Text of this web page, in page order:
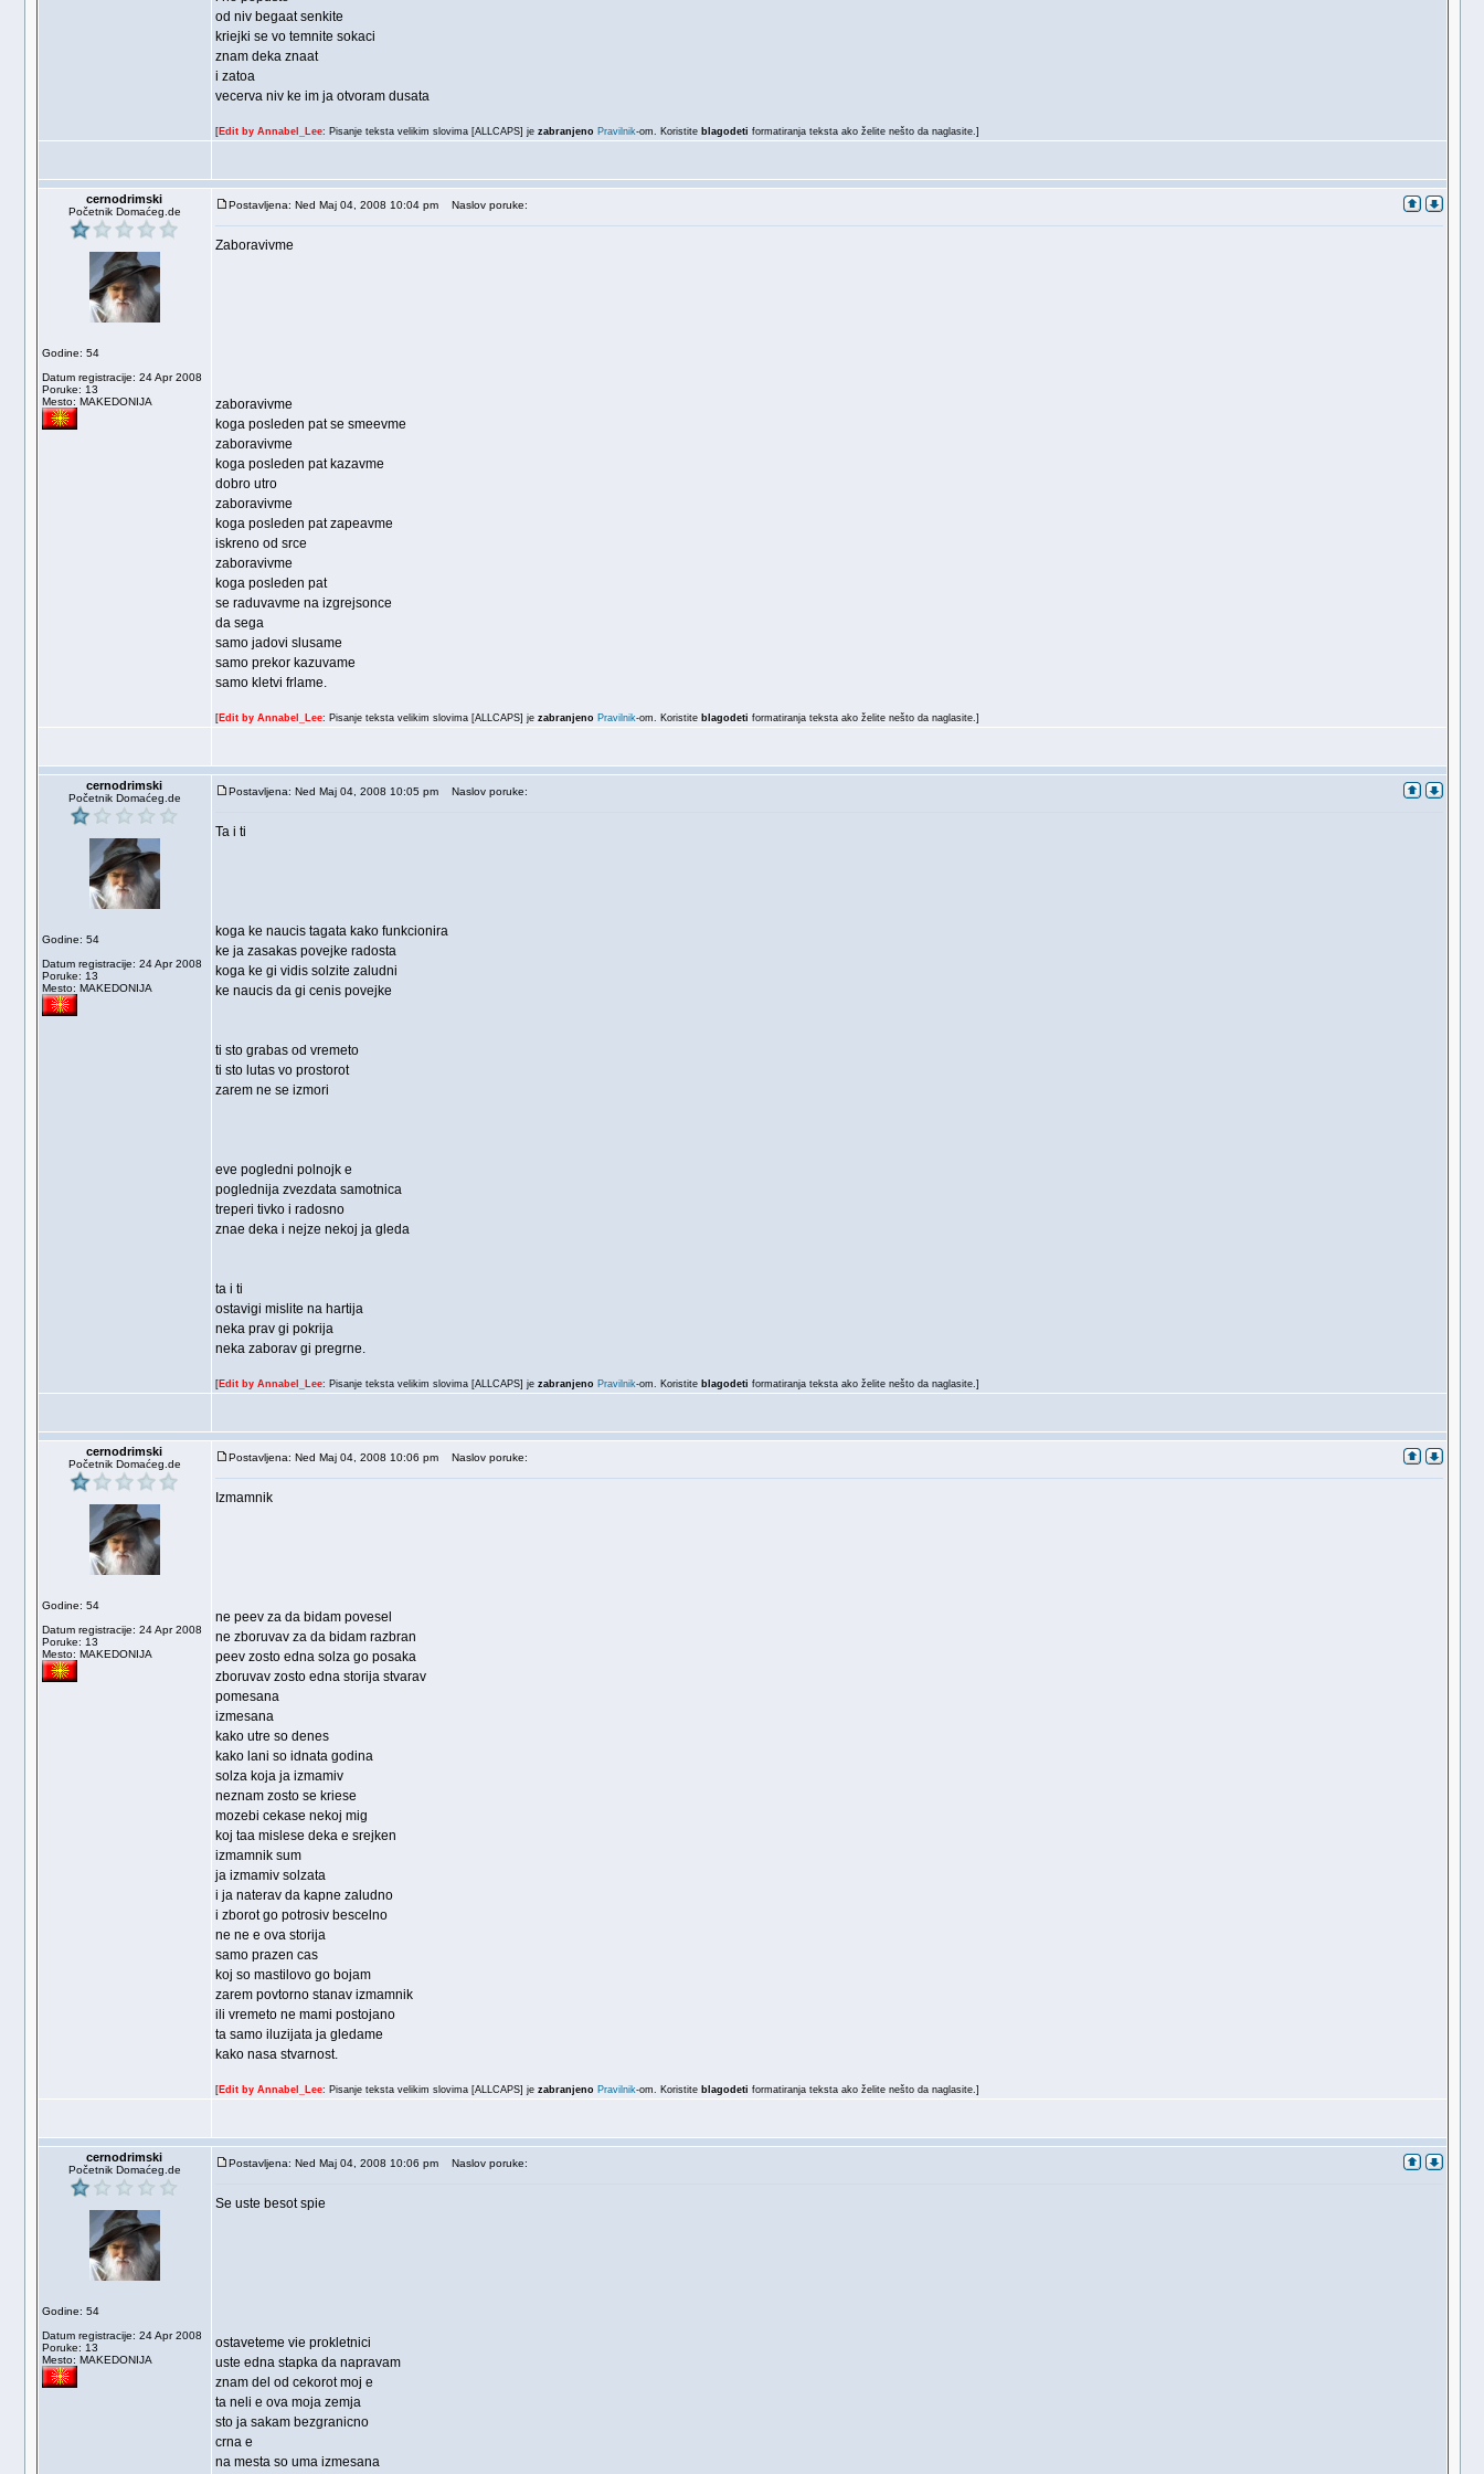
od niv begaat senkite
kriejki se vo temnite sokaci
znam deka znaat
i zatoa
vecerva niv ke im ja otvoram dusata
[Edit by Annabel_Lee: Pisanje teksta velikim slovima [ALLCAPS] je zabranjeno Pravilnik-om. Koristite blagodeti formatiranja teksta ako želite nešto da naglasite.]
cernodrimski
Početnik Domaćeg.de
Godine: 54
Datum registracije: 24 Apr 2008
Poruke: 13
Mesto: MAKEDONIJA
Postavljena: Ned Maj 04, 2008 10:04 pm Naslov poruke:
Zaboravivme
zaboravivme
koga posleden pat se smeevme
zaboravivme
koga posleden pat kazavme
dobro utro
zaboravivme
koga posleden pat zapeavme
iskreno od srce
zaboravivme
koga posleden pat
se raduvavme na izgrejsonce
da sega
samo jadovi slusame
samo prekor kazuvame
samo kletvi frlame.
[Edit by Annabel_Lee: Pisanje teksta velikim slovima [ALLCAPS] je zabranjeno Pravilnik-om. Koristite blagodeti formatiranja teksta ako želite nešto da naglasite.]
cernodrimski
Početnik Domaćeg.de
Godine: 54
Datum registracije: 24 Apr 2008
Poruke: 13
Mesto: MAKEDONIJA
Postavljena: Ned Maj 04, 2008 10:05 pm Naslov poruke:
Ta i ti
koga ke naucis tagata kako funkcionira
ke ja zasakas povejke radosta
koga ke gi vidis solzite zaludni
ke naucis da gi cenis povejke
ti sto grabas od vremeto
ti sto lutas vo prostorot
zarem ne se izmori
eve pogledni polnojk e
poglednija zvezdata samotnica
treperi tivko i radosno
znae deka i nejze nekoj ja gleda
ta i ti
ostavigi mislite na hartija
neka prav gi pokrija
neka zaborav gi pregrne.
[Edit by Annabel_Lee: Pisanje teksta velikim slovima [ALLCAPS] je zabranjeno Pravilnik-om. Koristite blagodeti formatiranja teksta ako želite nešto da naglasite.]
cernodrimski
Početnik Domaćeg.de
Godine: 54
Datum registracije: 24 Apr 2008
Poruke: 13
Mesto: MAKEDONIJA
Postavljena: Ned Maj 04, 2008 10:06 pm Naslov poruke:
Izmamnik
ne peev za da bidam povesel
ne zboruvav za da bidam razbran
peev zosto edna solza go posaka
zboruvav zosto edna storija stvarav
pomesana
izmesana
kako utre so denes
kako lani so idnata godina
solza koja ja izmamiv
neznam zosto se kriese
mozebi cekase nekoj mig
koj taa mislese deka e srejken
izmamnik sum
ja izmamiv solzata
i ja naterav da kapne zaludno
i zborot go potrosiv bescelno
ne ne e ova storija
samo prazen cas
koj so mastilovo go bojam
zarem povtorno stanav izmamnik
ili vremeto ne mami postojano
ta samo iluzijata ja gledame
kako nasa stvarnost.
[Edit by Annabel_Lee: Pisanje teksta velikim slovima [ALLCAPS] je zabranjeno Pravilnik-om. Koristite blagodeti formatiranja teksta ako želite nešto da naglasite.]
cernodrimski
Početnik Domaćeg.de
Godine: 54
Datum registracije: 24 Apr 2008
Poruke: 13
Mesto: MAKEDONIJA
Postavljena: Ned Maj 04, 2008 10:06 pm Naslov poruke:
Se uste besot spie
ostaveteme vie prokletnici
uste edna stapka da napravam
znam del od cekorot moj e
ta neli e ova moja zemja
sto ja sakam bezgranicno
crna e
na mesta so uma izmesana